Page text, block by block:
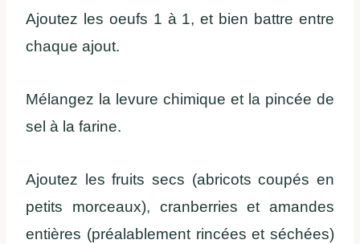
Ajoutez les oeufs 1 à 1, et bien battre entre
chaque ajout.
Mélangez la levure chimique et la pincée de
sel à la farine.
Ajoutez les fruits secs (abricots coupés en
petits morceaux), cranberries et amandes
entières (préalablement rincées et séchées)